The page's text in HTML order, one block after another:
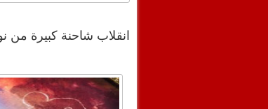
انقلاب شاحنة كبيرة